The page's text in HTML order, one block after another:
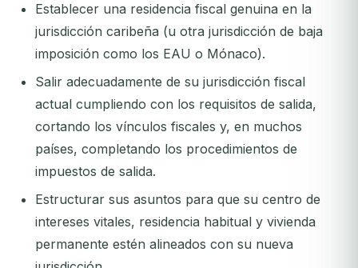
Establecer una residencia fiscal genuina en la
jurisdicción caribeña (u otra jurisdicción de baja
imposición como los EAU o Mónaco).
Salir adecuadamente de su jurisdicción fiscal
actual cumpliendo con los requisitos de salida,
cortando los vínculos fiscales y, en muchos
países, completando los procedimientos de
impuestos de salida.
Estructurar sus asuntos para que su centro de
intereses vitales, residencia habitual y vivienda
permanente estén alineados con su nueva